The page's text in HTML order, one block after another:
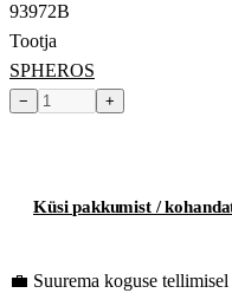
93972B
Tootja
SPHEROS
− +
Küsi pakkumist /
💼 Suurema koguse